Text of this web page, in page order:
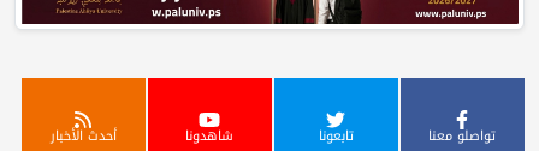
تواصلو معنا تابعونا شاهدونا أحدث الأخبار